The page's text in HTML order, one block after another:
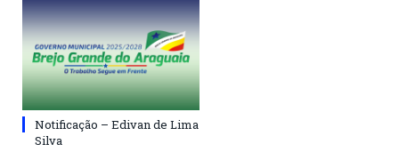
Notificação – Edivan de Lima
Silva